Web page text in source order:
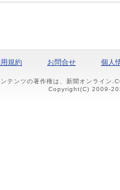
規約 お問合せ 個人
テンツの著作権は、新聞オンライン
Copyright(C) 2009-